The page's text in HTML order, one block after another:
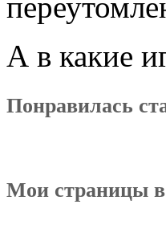
А в какие
Понравилась
Мои страницы в